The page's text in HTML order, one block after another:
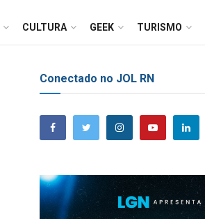
CULTURA GEEK TURISMO
Conectado no JOL RN